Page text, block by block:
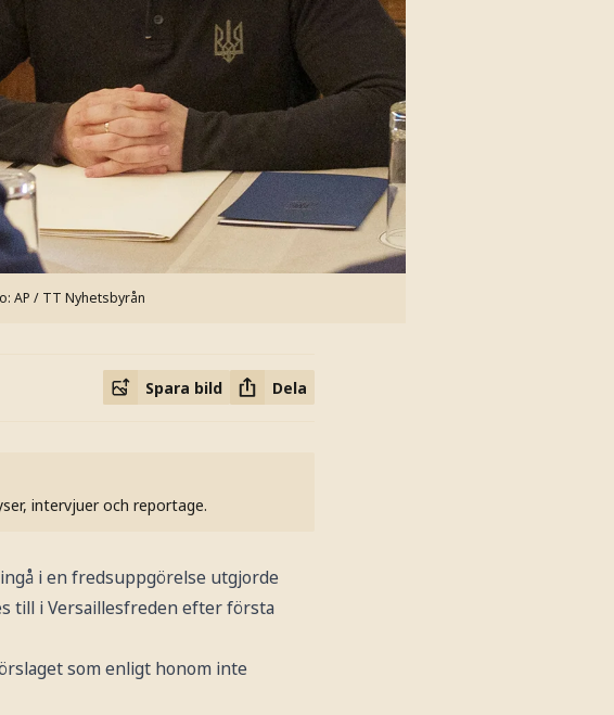
AP / TT Nyhetsbyrån
Spara bild Dela
intervjuer och reportage.
i en fredsuppgörelse utgjorde
till i Versaillesfreden efter första
som enligt honom inte